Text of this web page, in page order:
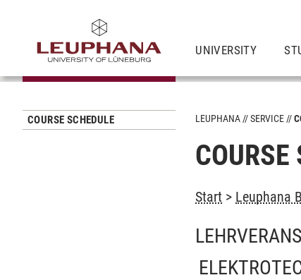
UNIVERSITY
COURSE SCHEDULE LEUPHANA SERVICE
COURSE
Start > Leuphana